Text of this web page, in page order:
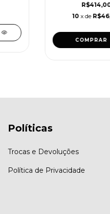
10 x de
COMPRAR
Políticas
Trocas e Devoluções
Política de Privacidade